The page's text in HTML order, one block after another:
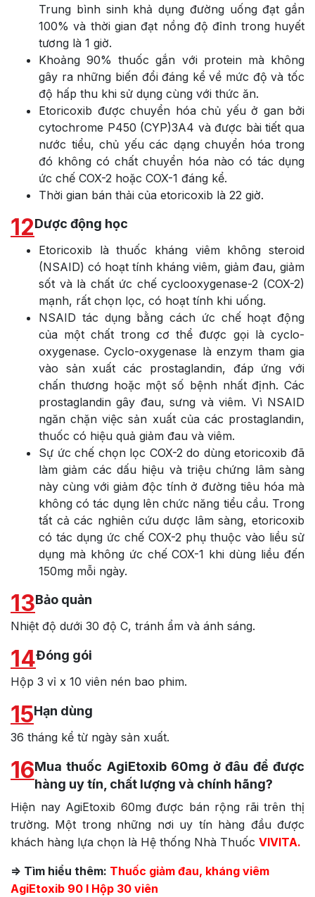
Trung bình sinh khả dụng đường uống đạt gần
100% và thời gian đạt nồng độ đỉnh trong huyết
tương là 1 giờ.
Khoảng 90% thuốc gắn với protein mà không
gây ra những biến đổi đáng kể về mức độ và tốc
độ hấp thu khi sử dụng cùng với thức ăn.
Etoricoxib được chuyển hóa chủ yếu ở gan bởi
cytochrome P450 (CYP)3A4 và được bài tiết qua
nước tiểu, chủ yếu các dạng chuyển hóa trong
đó không có chất chuyển hóa nào có tác dụng
ức chế COX-2 hoặc COX-1 đáng kể.
Thời gian bán thải của etoricoxib là 22 giờ.
12Dược động học
Etoricoxib là thuốc kháng viêm không steroid
(NSAID) có hoạt tính kháng viêm, giảm đau, giảm
sốt và là chất ức chế cyclooxygenase-2 (COX-2)
mạnh, rất chọn lọc, có hoạt tính khi uống.
NSAID tác dụng bằng cách ức chế hoạt động
của một chất trong cơ thể được gọi là cyclo-
oxygenase. Cyclo-oxygenase là enzym tham gia
vào sản xuất các prostaglandin, đáp ứng với
chấn thương hoặc một số bệnh nhất định. Các
prostaglandin gây đau, sưng và viêm. Vì NSAID
ngăn chặn việc sản xuất của các prostaglandin,
thuốc có hiệu quả giảm đau và viêm.
Sự ức chế chọn lọc COX-2 do dùng etoricoxib đã
làm giảm các dấu hiệu và triệu chứng lâm sàng
này cùng với giảm độc tính ở đường tiêu hóa mà
không có tác dụng lên chức năng tiểu cầu. Trong
tất cả các nghiên cứu dược lâm sàng, etoricoxib
có tác dụng ức chế COX-2 phụ thuộc vào liều sử
dụng mà không ức chế COX-1 khi dùng liều đến
150mg mỗi ngày.
13Bảo quản
Nhiệt độ dưới 30 độ C, tránh ẩm và ánh sáng.
14Đóng gói
Hộp 3 vỉ x 10 viên nén bao phim.
15Hạn dùng
36 tháng kể từ ngày sản xuất.
16Mua thuốc AgiEtoxib 60mg ở đâu để được
hàng uy tín, chất lượng và chính hãng?
Hiện nay AgiEtoxib 60mg được bán rộng rãi trên thị
trường. Một trong những nơi uy tín hàng đầu được
khách hàng lựa chọn là Hệ thống Nhà Thuốc VIVITA.
=> Tìm hiểu thêm: Thuốc giảm đau, kháng viêm
AgiEtoxib 90 l Hộp 30 viên